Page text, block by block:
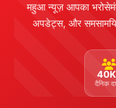
महुआ न्यूज़ आपका
अपडेट्स, और
दैनिक